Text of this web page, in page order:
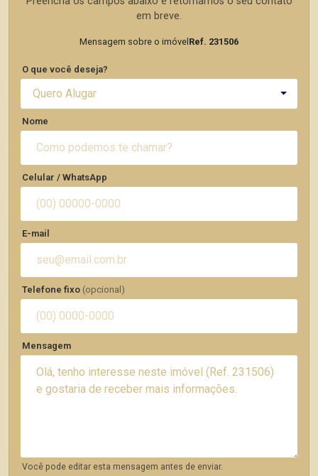
em breve.
Mensagem sobre o imóvel Ref. 231506
O que você deseja?
Quero Alugar
Nome
Celular / WhatsApp
E-mail
Telefone fixo (opcional)
Mensagem
Você pode editar esta mensagem antes de enviar.